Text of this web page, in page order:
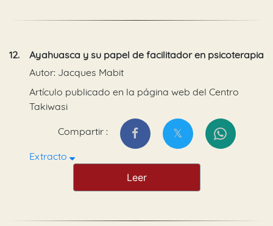
12.
Ayahuasca y su papel de facilitador en psicoterapia
Autor: Jacques Mabit
Artículo publicado en la página web del Centro
Takiwasi
Compartir :
Extracto
Leer